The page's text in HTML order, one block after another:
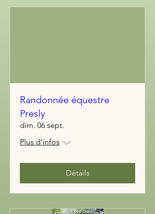
Randonnée équestre
Presly
dim. 06 sept.
Plus d'infos
Détails